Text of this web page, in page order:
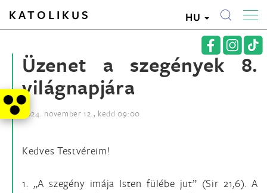
KATOLIKUS HU
Üzenet a szegények 8.
világnapjára
2024. november 12., kedd 09:00
Kedves Testvéreim!
1. „A szegény imája Isten fülébe jut” (Sir 21,6). A